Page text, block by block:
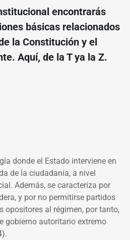
encontrarás
básicas relacionados
la Constitución y el
Aquí, de la T ya la Z.
donde el Estado interviene en
de la ciudadanía, a nivel
Además, se caracteriza por
y por no permitirse partidos
opositores al régimen, por tanto,
gobierno autoritario extremo